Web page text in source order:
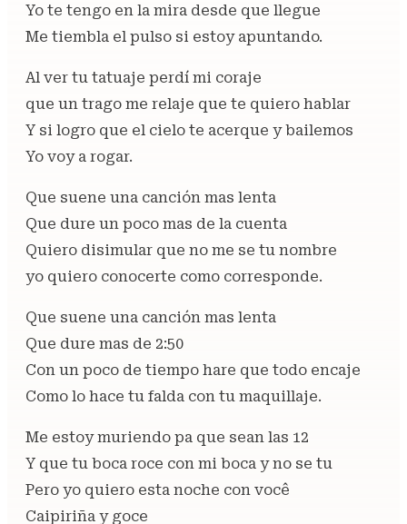
Yo te tengo en la mira desde que llegue
Me tiembla el pulso si estoy apuntando.
Al ver tu tatuaje perdí mi coraje
que un trago me relaje que te quiero hablar
Y si logro que el cielo te acerque y bailemos
Yo voy a rogar.
Que suene una canción mas lenta
Que dure un poco mas de la cuenta
Quiero disimular que no me se tu nombre
yo quiero conocerte como corresponde.
Que suene una canción mas lenta
Que dure mas de 2:50
Con un poco de tiempo hare que todo encaje
Como lo hace tu falda con tu maquillaje.
Me estoy muriendo pa que sean las 12
Y que tu boca roce con mi boca y no se tu
Pero yo quiero esta noche con você
Caipiriña y goce